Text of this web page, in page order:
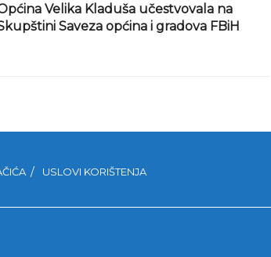
Velika Kladuša učestvovala na
Saveza općina i gradova FBiH
USLOVI KORIŠTENJA